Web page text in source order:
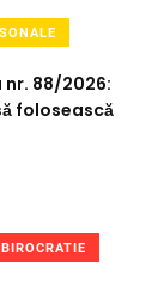
nr. 88/2026:
folosească